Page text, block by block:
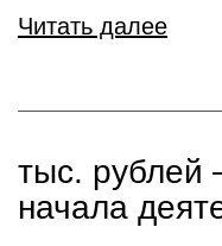
Читать далее
тыс.
начала